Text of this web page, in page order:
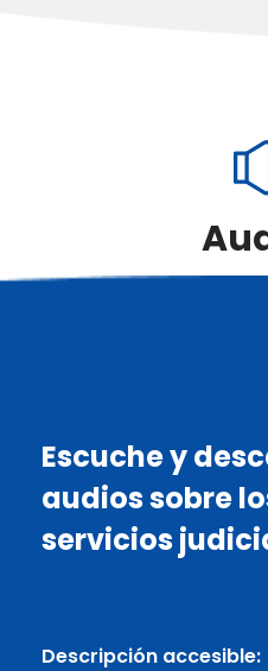
Escuche y
audios sobre
servicios
Descripción accesible: